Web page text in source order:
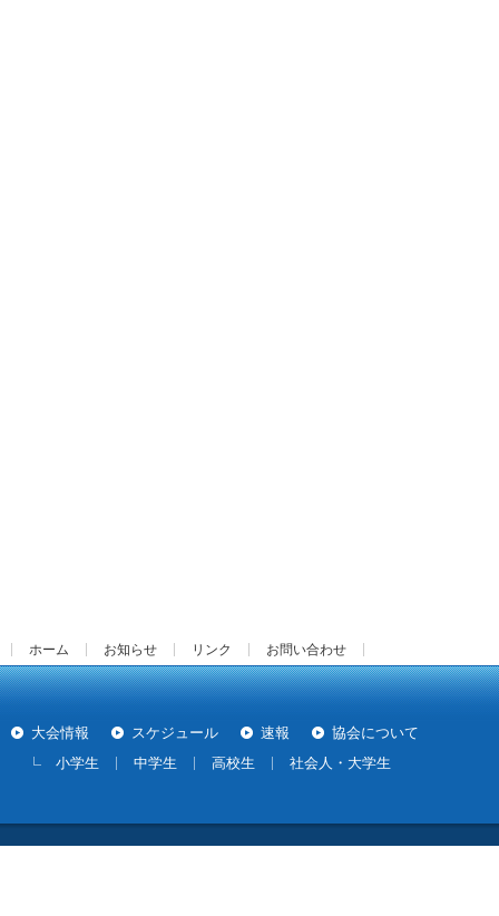
ホーム お知らせ リンク お問い合わせ
大会情報 スケジュール 速報
協会について
小学生
中学生 高校生 社会人・大学生